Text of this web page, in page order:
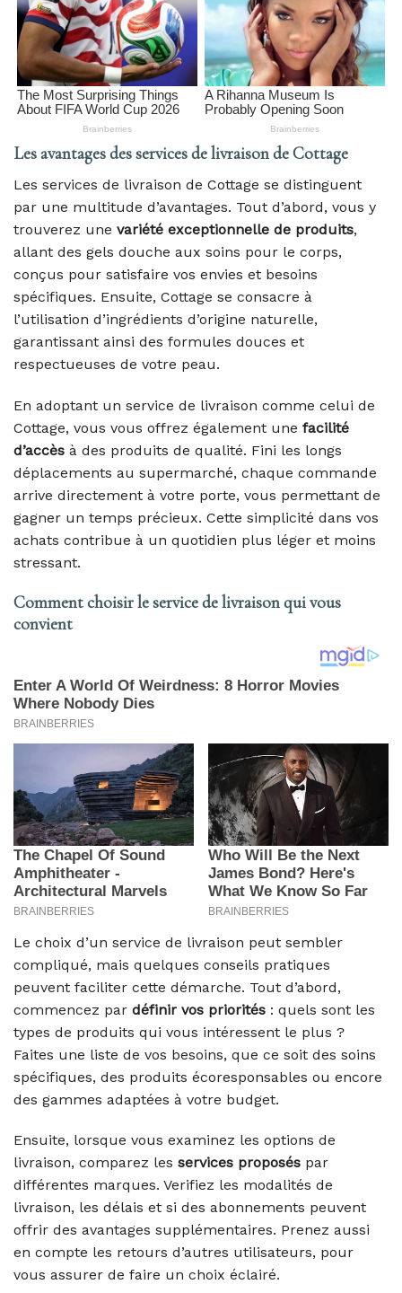
Les avantages des services de livraison de Cottage
Les services de livraison de Cottage se distinguent
par une multitude d’avantages. Tout d’abord, vous y
trouverez une variété exceptionnelle de produits,
allant des gels douche aux soins pour le corps,
conçus pour satisfaire vos envies et besoins
spécifiques. Ensuite, Cottage se consacre à
l’utilisation d’ingrédients d’origine naturelle,
garantissant ainsi des formules douces et
respectueuses de votre peau.
En adoptant un service de livraison comme celui de
Cottage, vous vous offrez également une facilité
d’accès à des produits de qualité. Fini les longs
déplacements au supermarché, chaque commande
arrive directement à votre porte, vous permettant de
gagner un temps précieux. Cette simplicité dans vos
achats contribue à un quotidien plus léger et moins
stressant.
Comment choisir le service de livraison qui vous
convient
Le choix d’un service de livraison peut sembler
compliqué, mais quelques conseils pratiques
peuvent faciliter cette démarche. Tout d’abord,
commencez par définir vos priorités : quels sont les
types de produits qui vous intéressent le plus ?
Faites une liste de vos besoins, que ce soit des soins
spécifiques, des produits écoresponsables ou encore
des gammes adaptées à votre budget.
Ensuite, lorsque vous examinez les options de
livraison, comparez les services proposés par
différentes marques. Verifiez les modalités de
livraison, les délais et si des abonnements peuvent
offrir des avantages supplémentaires. Prenez aussi
en compte les retours d’autres utilisateurs, pour
vous assurer de faire un choix éclairé.